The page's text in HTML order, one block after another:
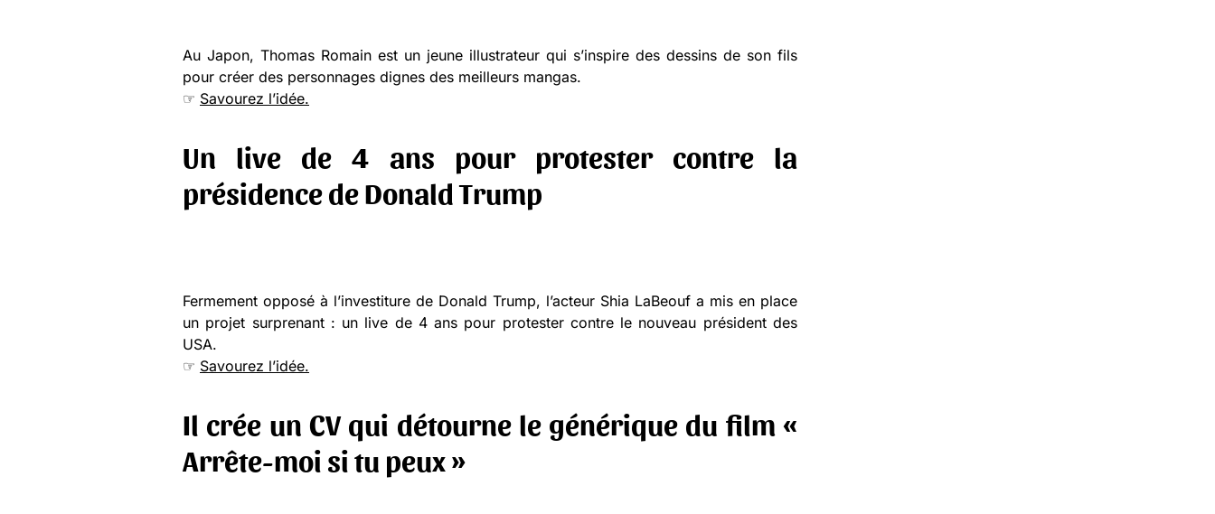
Au Japon, Thomas Romain est un jeune illustrateur qui s’inspire des dessins de son fils
pour créer des personnages dignes des meilleurs mangas.
☞ Savourez l’idée.
Un live de 4 ans pour protester contre la
présidence de Donald Trump
Fermement opposé à l’investiture de Donald Trump, l’acteur Shia LaBeouf a mis en place
un projet surprenant : un live de 4 ans pour protester contre le nouveau président des
USA.
☞ Savourez l’idée.
Il crée un CV qui détourne le générique du film «
Arrête-moi si tu peux »